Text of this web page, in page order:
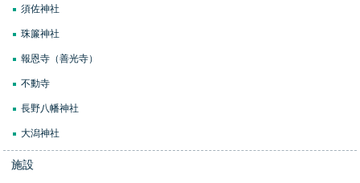
須佐神社
珠簾神社
報恩寺（善光寺）
不動寺
長野八幡神社
大潟神社
施設